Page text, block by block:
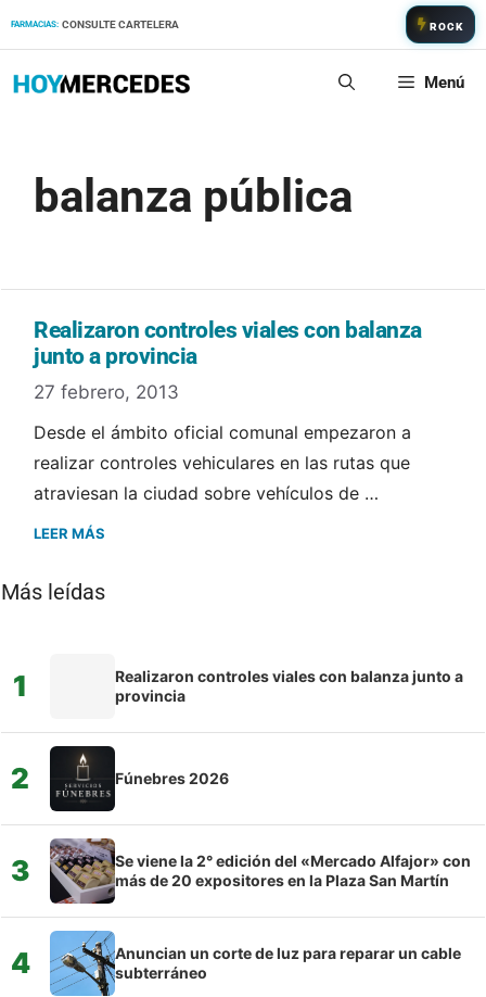
FARMACIAS: CONSULTE CARTELERA ROCK
Menú
balanza pública
Realizaron controles viales con balanza
junto a provincia
27 febrero, 2013
Desde el ámbito oficial comunal empezaron a
realizar controles vehiculares en las rutas que
atraviesan la ciudad sobre vehículos de …
LEER MÁS
Más leídas
1
Realizaron controles viales con balanza junto a
provincia
2 Fúnebres 2026
3
Se viene la 2° edición del «Mercado Alfajor» con
más de 20 expositores en la Plaza San Martín
4
Anuncian un corte de luz para reparar un cable
subterráneo